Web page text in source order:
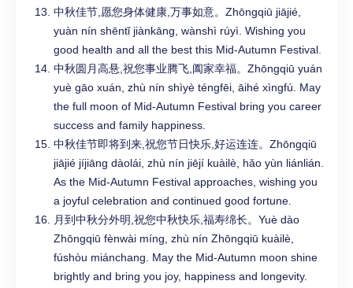
中秋佳节,愿您身体健康,万事如意。Zhōngqiū jiājié,
yuàn nín shēntǐ jiànkāng, wànshì rúyì. Wishing you
good health and all the best this Mid-Autumn Festival.
中秋圆月高悬,祝您事业腾飞,阖家幸福。Zhōngqiū yuán
yuè gāo xuán, zhù nín shìyè téngfēi, āihé xìngfú. May
the full moon of Mid-Autumn Festival bring you career
success and family happiness.
中秋佳节即将到来,祝您节日快乐,好运连连。Zhōngqiū
jiājié jíjiāng dàolái, zhù nín jiējí kuàilè, hǎo yùn liánlián.
As the Mid-Autumn Festival approaches, wishing you
a joyful celebration and continued good fortune.
月到中秋分外明,祝您中秋快乐,福寿绵长。Yuè dào
Zhōngqiū fènwài míng, zhù nín Zhōngqiū kuàilè,
fúshòu miánchang. May the Mid-Autumn moon shine
brightly and bring you joy, happiness and longevity.